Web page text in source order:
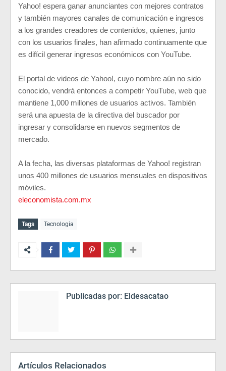
Yahoo! espera ganar anunciantes con mejores contratos
y también mayores canales de comunicación e ingresos
a los grandes creadores de contenidos, quienes, junto
con los usuarios finales, han afirmado continuamente que
es difícil generar ingresos económicos con YouTube.
El portal de videos de Yahoo!, cuyo nombre aún no sido
conocido, vendrá entonces a competir YouTube, web que
mantiene 1,000 millones de usuarios activos. También
será una apuesta de la directiva del buscador por
ingresar y consolidarse en nuevos segmentos de
mercado.
A la fecha, las diversas plataformas de Yahoo! registran
unos 400 millones de usuarios mensuales en dispositivos
móviles.
eleconomista.com.mx
Tags Tecnologia
Publicadas por: Eldesacatao
Artículos Relacionados